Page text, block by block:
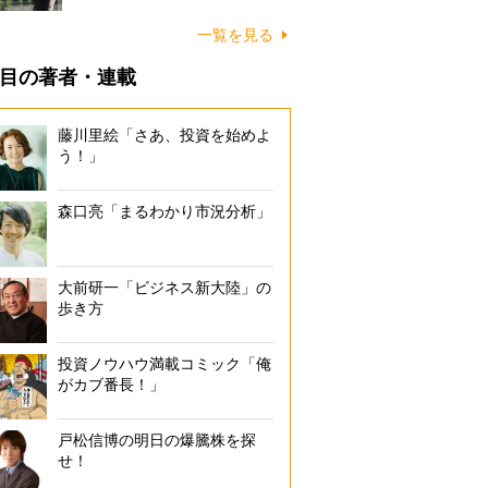
一覧を見る
の著者・連載
藤川里絵「さあ、投資を始めよ
う！」
森口亮「まるわかり市況分析」
大前研一「ビジネス新大陸」の
歩き方
投資ノウハウ満載コミック「俺
がカブ番長！」
戸松信博の明日の爆騰株を探
せ！